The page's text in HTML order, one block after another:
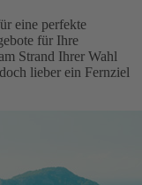
eine perfekte
für Ihre
Strand Ihrer Wahl
lieber ein Fernziel